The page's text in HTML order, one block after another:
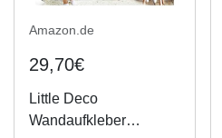
Amazon.de
29,70€
Little Deco
Wandaufkleber